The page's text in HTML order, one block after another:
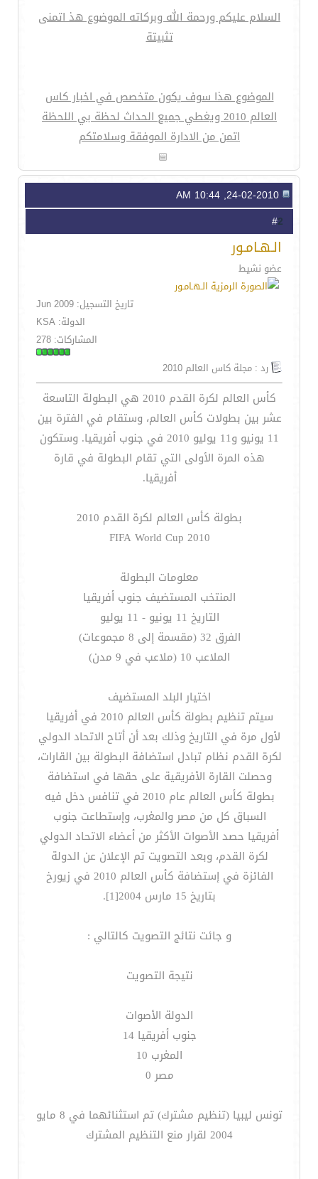
السلام عليكم ورحمة الله وبركاته الموضوع هذ اتمنى
تثبيتة
الموضوع هذا سوف يكون متخصص في اخبار كاس
العالم 2010 ويغطي جميع الحداث لحظة بي اللحظة
اتمن من الادارة الموفقة وسلامتكم
2
الـهـامـور
عضو نشيط
تاريخ التسجيل: Jun 2009
الدولة: KSA
المشاركات: 278
رد : مجلة كاس العالم 2010
كأس العالم لكرة القدم 2010 هي البطولة التاسعة
عشر بين بطولات كأس العالم، وستقام في الفترة بين
11 يونيو و11 يوليو 2010 في جنوب أفريقيا. وستكون
هذه المرة الأولى التي تقام البطولة في قارة
أفريقيا.
بطولة كأس العالم لكرة القدم 2010
FIFA World Cup 2010
معلومات البطولة
المنتخب المستضيف جنوب أفريقيا
التاريخ 11 يونيو - 11 يوليو
الفرق 32 (مقسمة إلى 8 مجموعات)
الملاعب 10 (ملاعب في 9 مدن)
اختيار البلد المستضيف
سيتم تنظيم بطولة كأس العالم 2010 في أفريقيا
لأول مرة في التاريخ وذلك بعد أن أتاح الاتحاد الدولي
لكرة القدم نظام تبادل استضافة البطولة بين القارات،
وحصلت القارة الأفريقية على حقها في استضافة
بطولة كأس العالم عام 2010 في تنافس دخل فيه
السباق كل من مصر والمغرب، وإستطاعت جنوب
أفريقيا حصد الأصوات الأكثر من أعضاء الاتحاد الدولي
لكرة القدم، وبعد التصويت تم الإعلان عن الدولة
الفائزة في إستضافة كأس العالم 2010 في زيورخ
بتاريخ 15 مارس 2004[1].
و جائت نتائج التصويت كالتالي :
نتيجة التصويت
الدولة الأصوات
جنوب أفريقيا 14
المغرب 10
مصر 0
تونس ليبيا (تنظيم مشترك) تم استثنائهما في 8 مايو
2004 لقرار منع التنظيم المشترك